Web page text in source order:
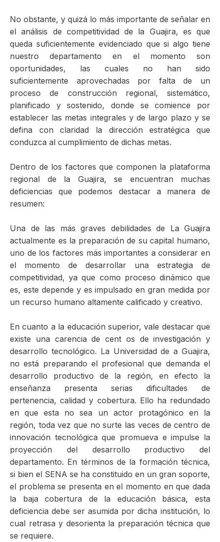
No obstante, y quizá lo más importante de señalar en
el análisis de competitividad de la Guajira, es que
queda suficientemente evidenciado que si algo tiene
nuestro departamento en el momento son
oportunidades, las cuales no han sido
suficientemente aprovechadas por falta de un
proceso de construcción regional, sistemático,
planificado y sostenido, donde se comience por
establecer las metas integrales y de largo plazo y se
defina con claridad la dirección estratégica que
conduzca al cumplimiento de dichas metas.
Dentro de los factores que componen la plataforma
regional de la Guajira, se encuentran muchas
deficiencias que podemos destacar a manera de
resumen:
Una de las más graves debilidades de La Guajira
actualmente es la preparación de su capital humano,
uno de los factores más importantes a considerar en
el momento de desarrollar una estrategia de
competitividad, ya que como proceso dinámico que
es, este depende y es impulsado en gran medida por
un recurso humano altamente calificado y creativo.
En cuanto a la educación superior, vale destacar que
existe una carencia de cent os de investigación y
desarrollo tecnológico. La Universidad de a Guajira,
no está preparando el profesional que demanda el
desarrollo productivo de la región, en efecto la
enseñanza presenta serias dificultades de
pertenencia, calidad y cobertura. Ello ha redundado
en que esta no sea un actor protagónico en la
región, toda vez que no surte las veces de centro de
innovación tecnológica que promueva e impulse la
proyección del desarrollo productivo del
departamento. En términos de la formación técnica,
si bien el SENA se ha constituido en un gran soporte,
el problema se presenta en el momento en que dada
la baja cobertura de la educación básica, esta
deficiencia debe ser asumida por dicha institución, lo
cual retrasa y desorienta la preparación técnica que
se requiere.